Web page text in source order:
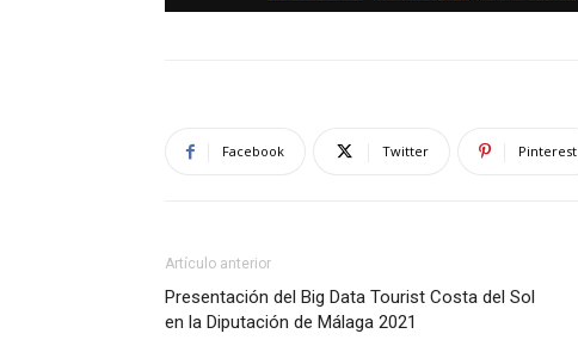
Facebook Twitter Pinterest
Artículo anterior
Presentación del Big Data Tourist Costa del Sol
en la Diputación de Málaga 2021